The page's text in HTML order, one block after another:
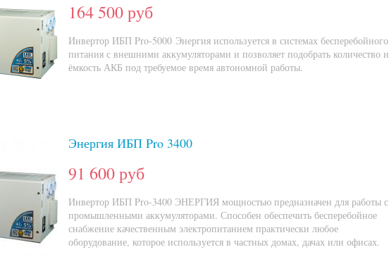
164 500 руб
Инвертор ИБП Pro-5000 Энергия используется в системах бесперебойного
питания с внешними аккумуляторами и позволяет подобрать количество и
ёмкость АКБ под требуемое время автономной работы.
Энергия ИБП Pro 3400
91 600 руб
Инвертор ИБП Pro-3400 ЭНЕРГИЯ мощностью предназначен для работы с
промышленными аккумуляторами. Способен обеспечить бесперебойное
снабжение качественным электропитанием практически любое
оборудование, которое используется в частных домах, дачах или офисах.